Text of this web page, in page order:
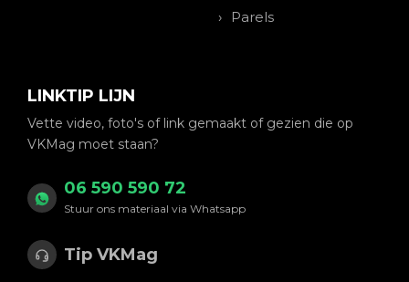
Parels
LINKTIP LIJN
Vette video, foto's of link gemaakt of gezien die op
VKMag moet staan?
06 590 590 72
Stuur ons materiaal via Whatsapp
Tip VKMag